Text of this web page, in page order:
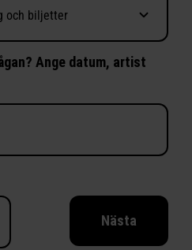
Ange datum, artist